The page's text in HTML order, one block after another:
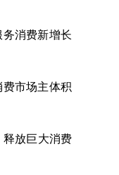
消费新增长
市场主体积
释放巨大消费